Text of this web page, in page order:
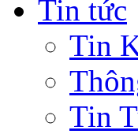
Tin tức
Tin
Tin